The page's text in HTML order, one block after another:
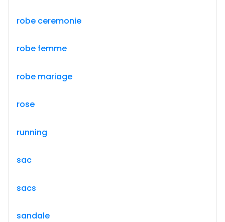
robe ceremonie
robe femme
robe mariage
rose
running
sac
sacs
sandale